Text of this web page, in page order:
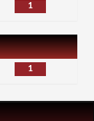
1
1